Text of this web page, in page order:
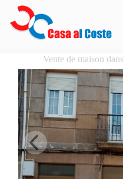
Vente de maison